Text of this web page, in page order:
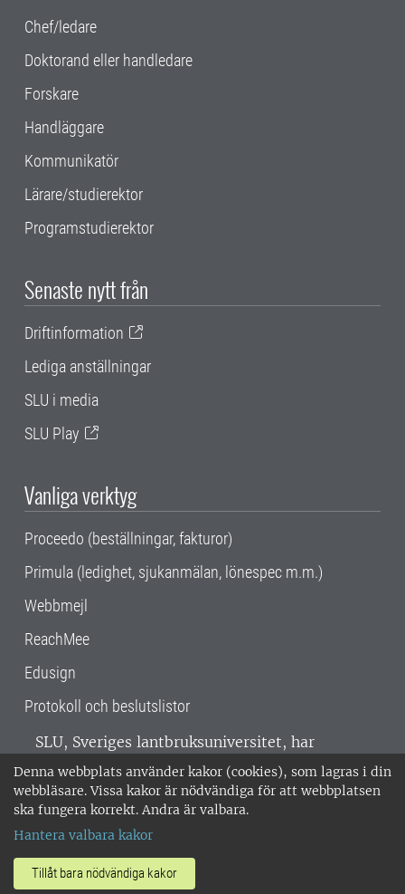
Denna webbplats använder kakor (cookies), som lagras i din
webbläsare. Vissa kakor är nödvändiga för att webbplatsen
ska fungera korrekt. Andra är valbara.
Hantera valbara kakor
Tillåt bara nödvändiga kakor
Chef/ledare
Doktorand eller handledare
Forskare
Handläggare
Kommunikatör
Lärare/studierektor
Programstudierektor
Senaste nytt från
Driftinformation
Lediga anställningar
SLU i media
SLU Play
Vanliga verktyg
Proceedo (beställningar, fakturor)
Primula (ledighet, sjukanmälan, lönespec m.m.)
Webbmejl
ReachMee
Edusign
Protokoll och beslutslistor
SLU, Sveriges lantbruksuniversitet, har
verksamhet över hela Sverige. Huvudorter är
Alnarp, Uppsala och Umeå.SLU är
miljöcertifierat enligt ISO 14001. •
018-67 10 00 • Org nr: 202100-2817 •
Om SLU:s webbplatser